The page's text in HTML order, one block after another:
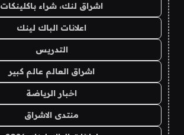
اشراق لنك، شراء باكلينكات
اعلانات الباك لينك
التدريس
اشراق العالم عالم كبير
اخبار الرياضة
منتدى الاشراق